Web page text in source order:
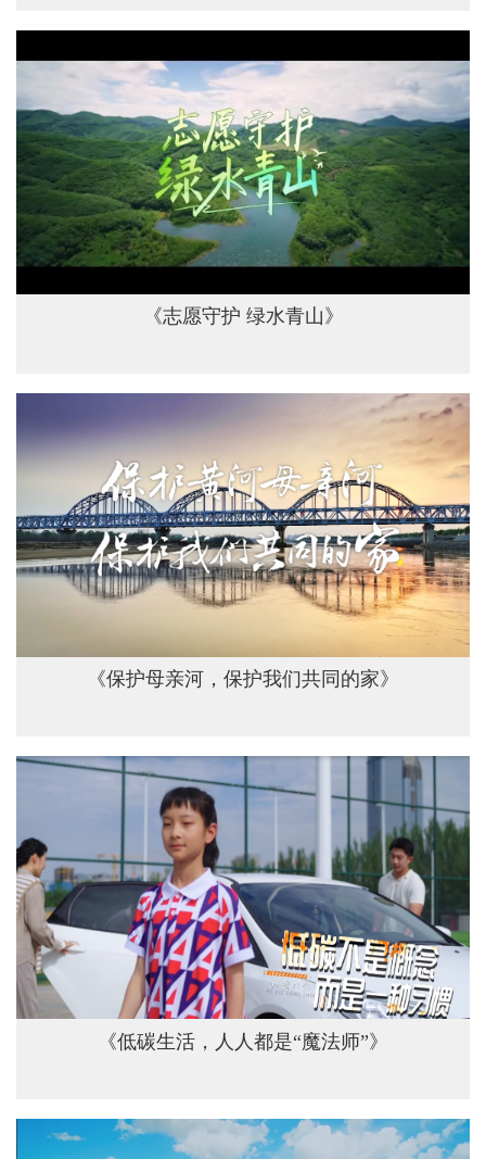
《志愿守护 绿水青山》
《保护母亲河，保护我们共同的家》
《低碳生活，人人都是“魔法师”》